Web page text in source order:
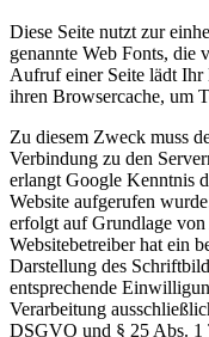
Diese Seite nutzt zur
genannte Web Fonts, die
Aufruf einer Seite lädt Ihr
ihren Browsercache, um
Zu diesem Zweck muss
Verbindung zu den
erlangt Google Kenntnis
Website aufgerufen
erfolgt auf Grundlage
Websitebetreiber hat ein
Darstellung des
entsprechende
Verarbeitung
DSGVO und § 25 Abs.